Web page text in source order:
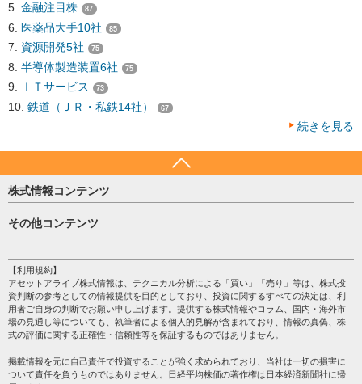
金融注目株 87
医薬品大手10社 85
資源開発5社 75
半導体製造装置6社 75
ＩＴサービス 73
鉄道（ＪＲ・私鉄14社） 67
続きを見る
株式情報コンテンツ
日経平均
売買シグナル
株テーマ情報
海外市況
投資カレンダー
格付け情報
その他コンテンツ
個人情報保護方針
プライバシーポリシー
会社案内
サイトマップ
過去データ
【利用規約】
アセットアライブ株式情報は、テクニカル分析による「買い」「売り」等は、株式投
資判断の参考としての情報提供を目的としており、投資に関するすべての決定は、利
用者ご自身の判断でお願い申し上げます。提供する株式情報やコラム、国内・海外市
場の見通し等についても、執筆者による個人的見解が含まれており、情報の真偽、株
式の評価に関する正確性・信頼性等を保証するものではありません。
掲載情報を元に自己責任で投資することが強く求められており、当社は一切の損害に
ついて責任を負うものではありません。日経平均株価の著作権は日本経済新聞社に帰